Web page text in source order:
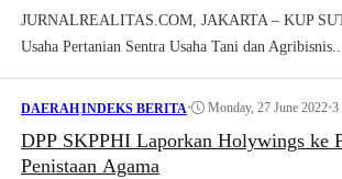
JURNALREALITAS.COM, JAKARTA – KUP
Usaha Pertanian Sentra Usaha Tani dan
DAERAH|INDEKS BERITA• Monday, 27 June 2022•3
DPP SKPPHI Laporkan Holywings ke
Penistaan Agama